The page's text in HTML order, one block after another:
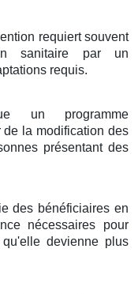
requiert souvent
sanitaire par un
requis.
un programme
de la modification des
présentant des
des bénéficiaires en
nécessaires pour
devienne plus